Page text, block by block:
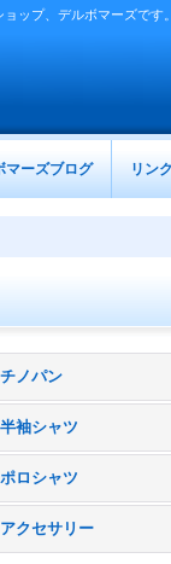
ップ、デルボマーズです。
マーズブログ リンク
チノパン
半袖シャツ
ポロシャツ
アクセサリー